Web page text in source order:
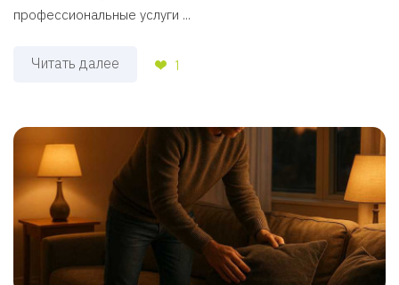
профессиональные услуги ...
Читать далее 1